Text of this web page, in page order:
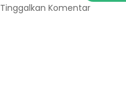
Tinggalkan Komentarpada